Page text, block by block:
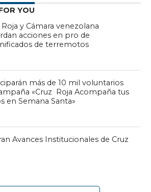
YOU
Roja y Cámara venezolana
acciones en pro de
de terremotos
más de 10 mil voluntarios
«Cruz Roja Acompaña tus
en Semana Santa»
Avances Institucionales de Cruz